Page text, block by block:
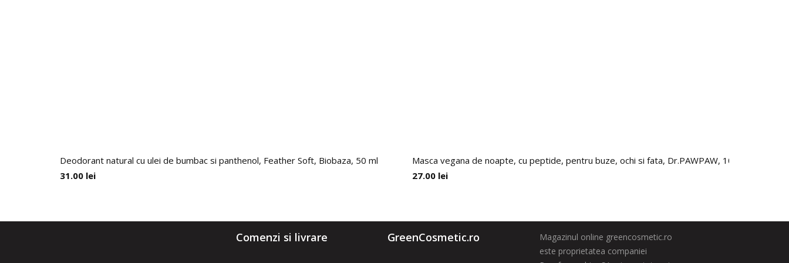
Deodorant natural cu ulei de bumbac si panthenol, Feather Soft, Biobaza, 50 ml
31.00 lei
Masca vegana de noapte, cu peptide, pentru buze, ochi si fata, Dr.PAWPAW, 10 ml
27.00 lei
Comenzi si livrare GreenCosmetic.ro
Magazinul online greencosmetic.ro
este proprietatea companiei